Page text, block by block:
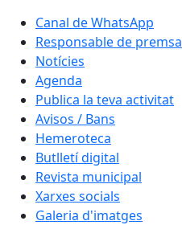
Canal de WhatsApp
Responsable de premsa
Notícies
Agenda
Publica la teva activitat
Avisos / Bans
Hemeroteca
Butlletí digital
Revista municipal
Xarxes socials
Galeria d'imatges